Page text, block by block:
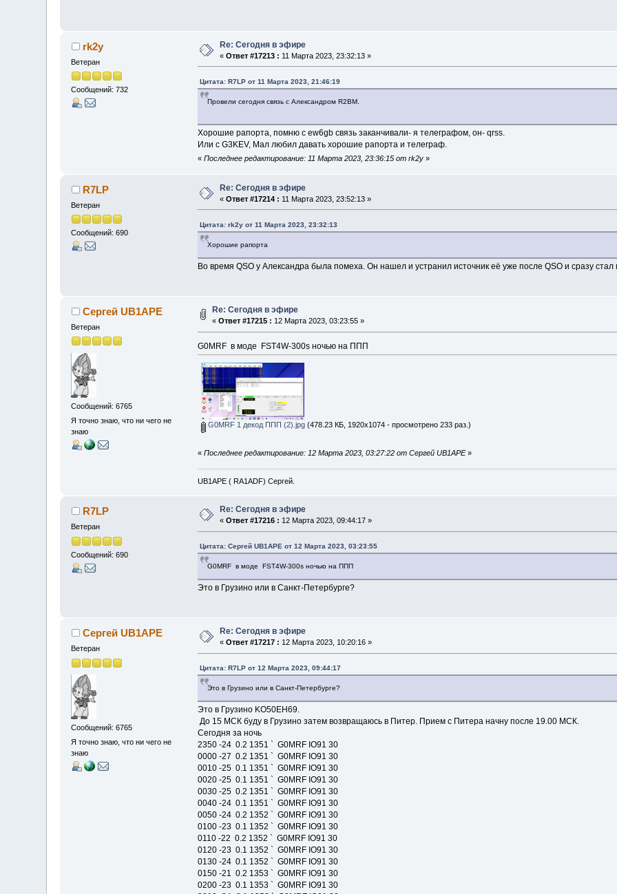
rk2y
Ветеран
Сообщений: 732
Re: Сегодня в эфире
«Ответ #17213 : 11 Марта 2023, 23:32:13 »
Цитата: R7LP от 11 Марта 2023, 21:46:19
Провели сегодня связь с Александром R2BM.
Хорошие рапорта, помню с ew6gb связь заканчивали- я телеграфом, он- qrss.
Или с G3KEV, Мал любил давать хорошие рапорта и телеграф.
« Последнее редактирование: 11 Марта 2023, 23:36:15 от rk2y»
R7LP
Ветеран
Сообщений: 690
Re: Сегодня в эфире
«Ответ #17214 : 11 Марта 2023, 23:52:13 »
Цитата: rk2y от 11 Марта 2023, 23:32:13
Хорошие рапорта
Во время QSO у Александра была помеха. Он нашел и устранил источник её уже после QSO и сразу
Сергей UB1APE
Ветеран
Сообщений: 6765
Я точно знаю, что ни чего не
знаю
Re: Сегодня в эфире
«Ответ #17215 : 12 Марта 2023, 03:23:55 »
G0MRF в моде FST4W-300s ночью на ППП
G0MRF 1 декод ППП (2).jpg (478.23 КБ, 1920x1074 - просмотрено 233 раз.)
« Последнее редактирование: 12 Марта 2023, 03:27:22 от Сергей UB1APE»
UB1APE ( RA1ADF) Сергей.
R7LP
Ветеран
Сообщений: 690
Re: Сегодня в эфире
«Ответ #17216 : 12 Марта 2023, 09:44:17 »
Цитата: Сергей UB1APE от 12 Марта 2023, 03:23:55
G0MRF в моде FST4W-300s ночью на ППП
Это в Грузино или в Санкт-Петербурге?
Сергей UB1APE
Ветеран
Сообщений: 6765
Я точно знаю, что ни чего не
знаю
Re: Сегодня в эфире
«Ответ #17217 : 12 Марта 2023, 10:20:16 »
Цитата: R7LP от 12 Марта 2023, 09:44:17
Это в Грузино или в Санкт-Петербурге?
Это в Грузино KO50EH69.
До 15 МСК буду в Грузино затем возвращаюсь в Питер. Прием с Питера начну после 19.00 МСК.
Сегодня за ночь
2350 -24 0.2 1351 ` G0MRF IO91 30
0000 -27 0.2 1351 ` G0MRF IO91 30
0010 -25 0.1 1351 ` G0MRF IO91 30
0020 -25 0.1 1351 ` G0MRF IO91 30
0030 -25 0.2 1351 ` G0MRF IO91 30
0040 -24 0.1 1351 ` G0MRF IO91 30
0050 -24 0.2 1352 ` G0MRF IO91 30
0100 -23 0.1 1352 ` G0MRF IO91 30
0110 -22 0.2 1352 ` G0MRF IO91 30
0120 -23 0.1 1352 ` G0MRF IO91 30
0130 -24 0.1 1352 ` G0MRF IO91 30
0150 -21 0.2 1353 ` G0MRF IO91 30
0200 -23 0.1 1353 ` G0MRF IO91 30